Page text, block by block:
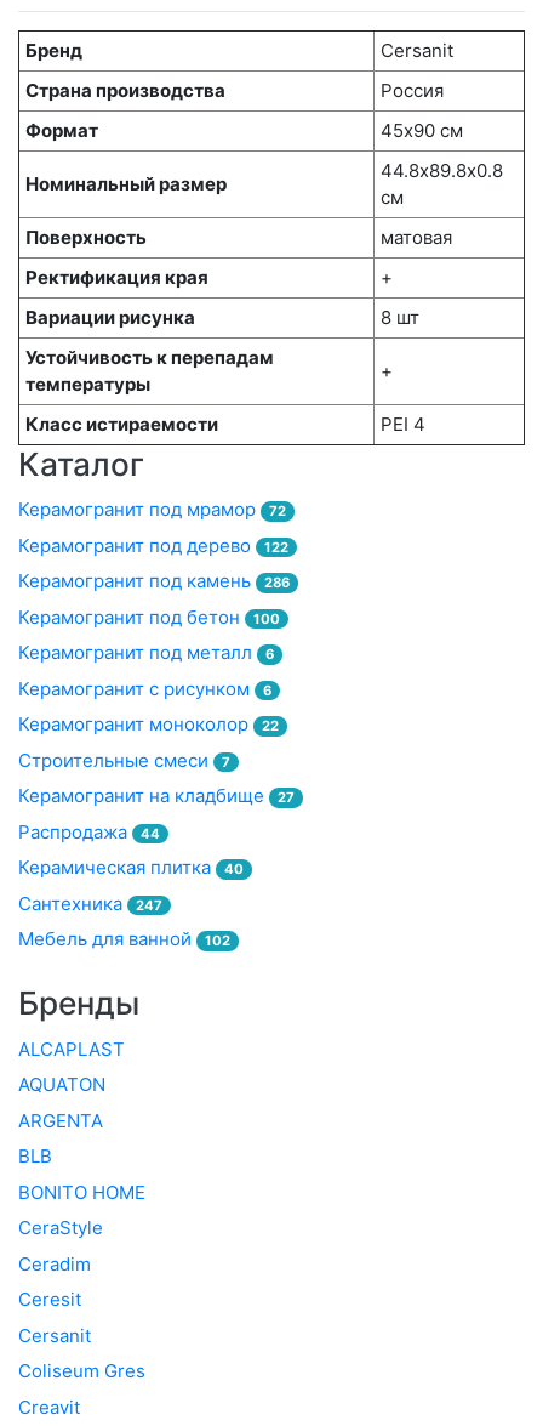
Бренд
Cersanit
Страна производства
Россия
Формат
45х90 см
Номинальный размер
44.8х89.8x0.8
см
Поверхность
матовая
Ректификация края
+
Вариации рисунка
8 шт
Устойчивость к перепадам
температуры
+
Класс истираемости PEI 4
Каталог
Керамогранит под мрамор 72
Керамогранит под дерево 122
Керамогранит под камень 286
Керамогранит под бетон 100
Керамогранит под металл 6
Керамогранит с рисунком 6
Керамогранит моноколор 22
Строительные смеси 7
Керамогранит на кладбище 27
Распродажа 44
Керамическая плитка 40
Сантехника 247
Мебель для ванной 102
Бренды
ALCAPLAST
AQUATON
ARGENTA
BLB
BONITO HOME
CeraStyle
Ceradim
Ceresit
Cersanit
Coliseum Gres
Creavit